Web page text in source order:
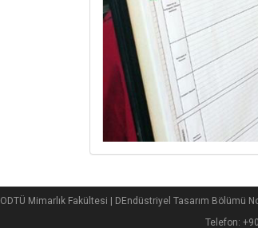
ODTÜ Mimarlık Fakültesi | DEndüstriyel Tasarım Bölümü
Telefon: